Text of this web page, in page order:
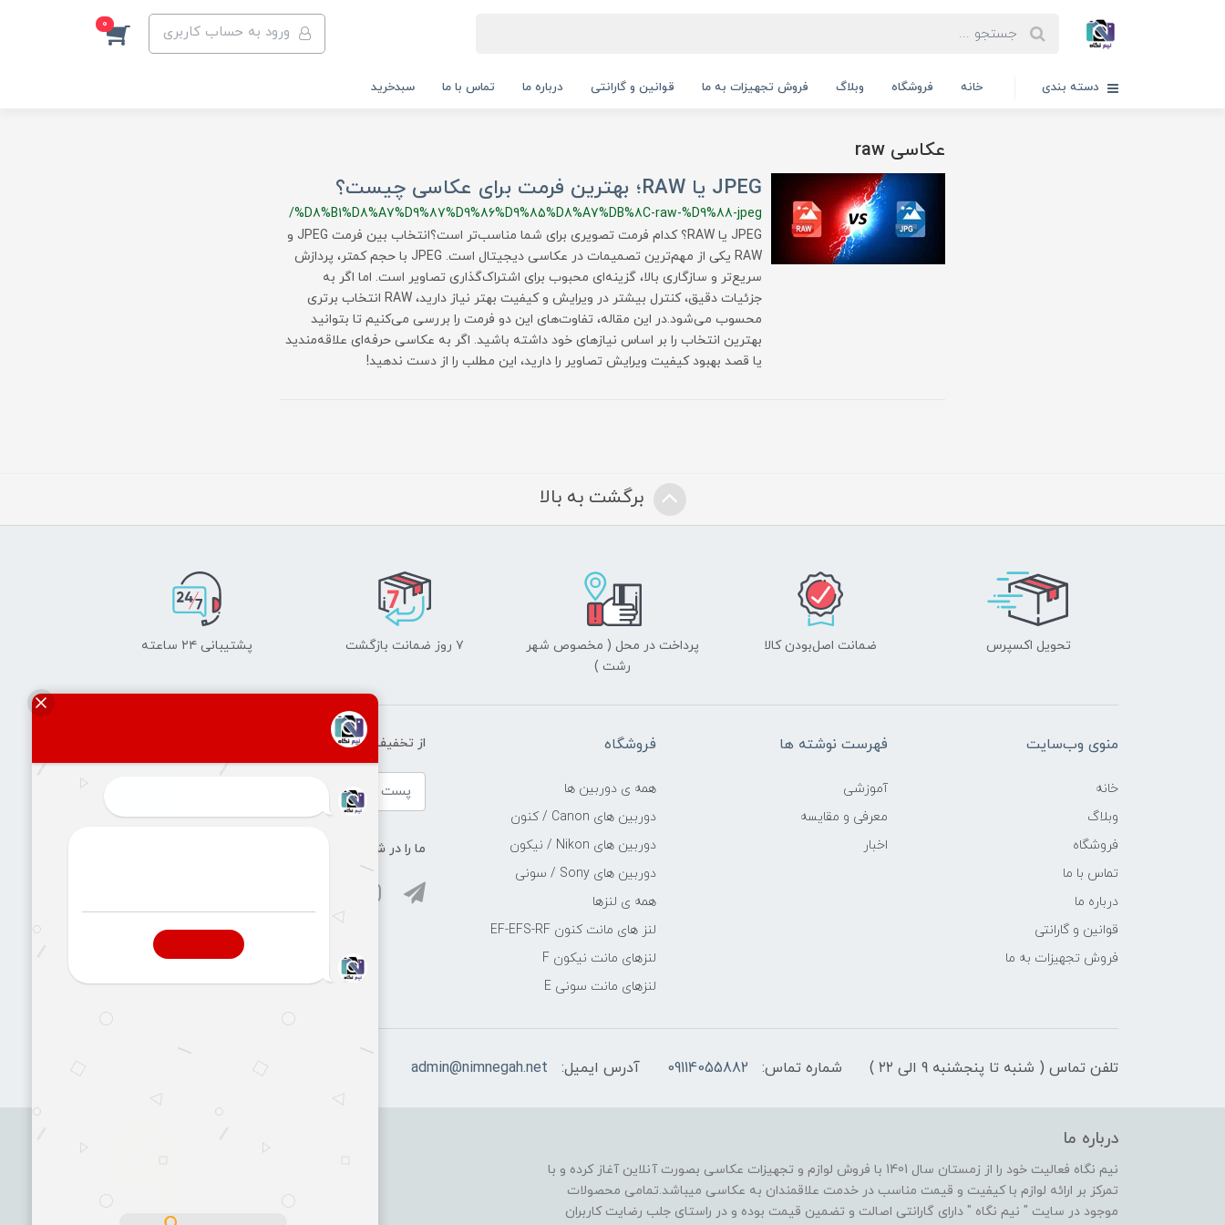
ورود به حساب کاربری 0
دسته بندی خانه فروشگاه وبلاگ فروش تجهیزات به ما قوانین و گارانتی درباره ما تماس با ما سبدخرید
عکاسی raw
JPEG یا RAW؛ بهترین فرمت برای عکاسی چیست؟
/%D8%B1%D8%A7%D9%87%D9%86%D9%85%D8%A7%DB%8C-raw-%D9%88-jpeg
JPEG یا RAW؟ کدام فرمت تصویری برای شما مناسب‌تر است؟انتخاب بین فرمت JPEG و
RAW یکی از مهم‌ترین تصمیمات در عکاسی دیجیتال است. JPEG با حجم کمتر، پردازش
سریع‌تر و سازگاری بالا، گزینه‌ای محبوب برای اشتراک‌گذاری تصاویر است. اما اگر به
جزئیات دقیق، کنترل بیشتر در ویرایش و کیفیت بهتر نیاز دارید، RAW انتخاب برتری
محسوب می‌شود.در این مقاله، تفاوت‌های این دو فرمت را بررسی می‌کنیم تا بتوانید
بهترین انتخاب را بر اساس نیازهای خود داشته باشید. اگر به عکاسی حرفه‌ای علاقه‌مندید
یا قصد بهبود کیفیت ویرایش تصاویر را دارید، این مطلب را از دست ندهید!
برگشت به بالا
تحویل اکسپرس ضمانت اصل‌بودن کالا
پرداخت در محل ( مخصوص شهر
رشت )
۷ روز ضمانت بازگشت پشتیبانی ۲۴ ساعته
منوی وب‌سایت
خانه
وبلاگ
فروشگاه
تماس با ما
درباره ما
قوانین و گارانتی
فروش تجهیزات به ما
فهرست نوشته ها
آموزشی
معرفی و مقایسه
اخبار
فروشگاه
همه ی دوربین ها
دوربین های Canon / کنون
دوربین های Nikon / نیکون
دوربین های Sony / سونی
همه ی لنزها
لنز های مانت کنون EF-EFS-RF
لنزهای مانت نیکون F
لنزهای مانت سونی E
از تخفیف‌ها و جدیدترین‌های فروشگاه ما باخبر شوید:
ما را در شبکه‌های اجتماعی دنبال کنید:
تلفن تماس ( شنبه تا پنجشنبه 9 الی ۲۲ ) شماره تماس: 09114055882 آدرس ایمیل: admin@nimnegah.net
درباره ما
نیم نگاه فعالیت خود را از زمستان سال 1401 با فروش لوازم و تجهیزات عکاسی بصورت آنلاین آغاز کرده و با
تمرکز بر ارائه لوازم با کیفیت و قیمت مناسب در خدمت علاقمندان به عکاسی میباشد.تمامی محصولات
موجود در سایت " نیم نگاه " دارای گارانتی اصالت و تضمین قیمت بوده و در راستای جلب رضایت کاربران